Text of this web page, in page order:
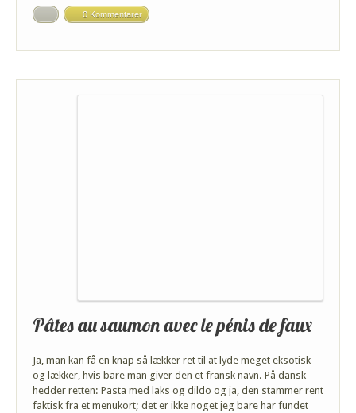
0 Kommentarer
Pâtes au saumon avec le pénis de faux
Ja, man kan få en knap så lækker ret til at lyde meget eksotisk
og lækker, hvis bare man giver den et fransk navn. På dansk
hedder retten: Pasta med laks og dildo og ja, den stammer rent
faktisk fra et menukort; det er ikke noget jeg bare har fundet